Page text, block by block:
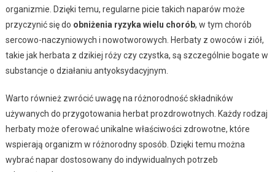
organizmie. Dzięki temu, regularne picie takich naparów może
przyczynić się do obniżenia ryzyka wielu chorób, w tym chorób
sercowo-naczyniowych i nowotworowych. Herbaty z owoców i ziół,
takie jak herbata z dzikiej róży czy czystka, są szczególnie bogate w
substancje o działaniu antyoksydacyjnym.
Warto również zwrócić uwagę na różnorodność składników
używanych do przygotowania herbat prozdrowotnych. Każdy rodzaj
herbaty może oferować unikalne właściwości zdrowotne, które
wspierają organizm w różnorodny sposób. Dzięki temu można
wybrać napar dostosowany do indywidualnych potrzeb